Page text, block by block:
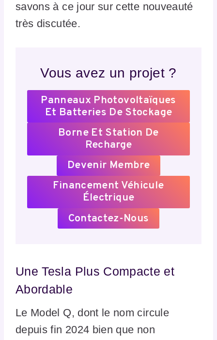
savons à ce jour sur cette nouveauté
très discutée.
Vous avez un projet ?
Panneaux Photovoltaïques
Et Batteries De Stockage
Borne Et Station De
Recharge
Devenir Membre
Financement Véhicule
Électrique
Contactez-Nous
Une Tesla Plus Compacte et
Abordable
Le Model Q, dont le nom circule
depuis fin 2024 bien que non